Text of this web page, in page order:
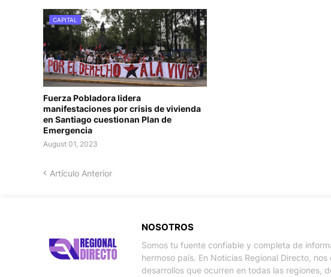
CAPITAL
Fuerza Pobladora lidera
manifestaciones por crisis de vivienda
en Santiago cuestionan Plan de
Emergencia
August 01, 2023
Artículo Anterior
NOSOTROS
Somos tu fuente confiable y completa de
hermoso país. En Noticias Regional Directo,
desarrollos que ocurren en todas las regiones,